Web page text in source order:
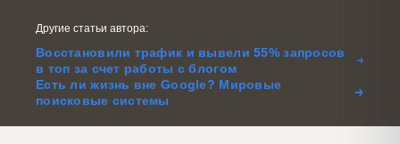
Другие статьи автора:
Восстановили трафик и вывели 55% запросов
в топ за счет работы с блогом
Есть ли жизнь вне Google? Мировые
поисковые системы